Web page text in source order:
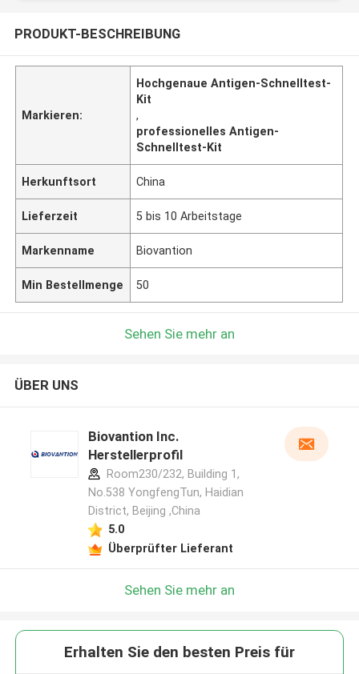
PRODUKT-BESCHREIBUNG
Markieren:
Hochgenaue Antigen-Schnelltest-
Kit
,
professionelles Antigen-
Schnelltest-Kit
Herkunftsort China
Lieferzeit 5 bis 10 Arbeitstage
Markenname Biovantion
Min Bestellmenge 50
Sehen Sie mehr an
ÜBER UNS
Biovantion Inc.
Herstellerprofil
Room230/232, Building 1,
No.538 YongfengTun, Haidian
District, Beijing ,China
5.0
Überprüfter Lieferant
Sehen Sie mehr an
Erhalten Sie den besten Preis für